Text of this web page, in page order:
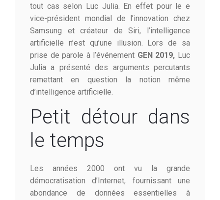
tout cas selon Luc Julia. En effet pour le e
vice-président mondial de l’innovation chez
Samsung et créateur de Siri, l’intelligence
artificielle n’est qu’une illusion. Lors de sa
prise de parole à l’événement GEN 2019, Luc
Julia a présenté des arguments percutants
remettant en question la notion même
d’intelligence artificielle.
Petit détour dans
le temps
Les années 2000 ont vu la grande
démocratisation d’Internet, fournissant une
abondance de données essentielles à